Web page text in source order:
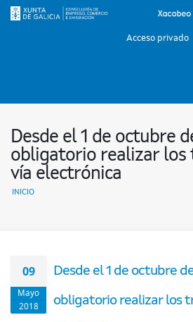
Acceso privado
Desde el 1 de octubre
obligatorio realizar los
vía electrónica
INICIO
09
Mayo
2018
Desde el 1 de octubre
obligatorio realizar los